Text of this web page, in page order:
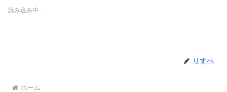
読み込み中…
りすぺ
ホーム